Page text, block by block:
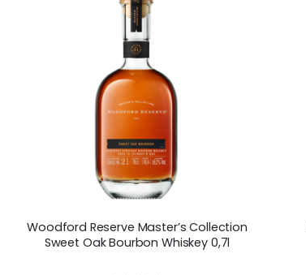
Woodford Reserve Master’s Collection
Sweet Oak Bourbon Whiskey 0,7l